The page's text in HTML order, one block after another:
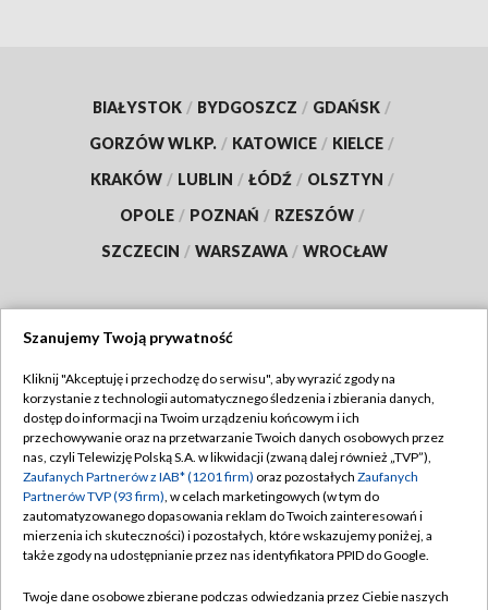
BIAŁYSTOK / BYDGOSZCZ / GDAŃSK /
GORZÓW WLKP. / KATOWICE / KIELCE /
KRAKÓW / LUBLIN / ŁÓDŹ / OLSZTYN /
OPOLE / POZNAŃ / RZESZÓW /
SZCZECIN / WARSZAWA / WROCŁAW
TVP
Abonament TVP
Emisja w TVP
Centrum informacji TVP
Naziemna Telewizja Cyfrowa
Regulamin TVP
Polityka prywatności
Moje zgody
Pomoc
Szanujemy Twoją prywatność
Kliknij "Akceptuję i przechodzę do serwisu", aby wyrazić zgody na
korzystanie z technologii automatycznego śledzenia i zbierania danych,
dostęp do informacji na Twoim urządzeniu końcowym i ich
przechowywanie oraz na przetwarzanie Twoich danych osobowych przez
nas, czyli Telewizję Polską S.A. w likwidacji (zwaną dalej również „TVP”),
Zaufanych Partnerów z IAB* (1201 firm) oraz pozostałych Zaufanych
Partnerów TVP (93 firm), w celach marketingowych (w tym do
zautomatyzowanego dopasowania reklam do Twoich zainteresowań i
mierzenia ich skuteczności) i pozostałych, które wskazujemy poniżej, a
także zgody na udostępnianie przez nas identyfikatora PPID do Google.
Twoje dane osobowe zbierane podczas odwiedzania przez Ciebie naszych